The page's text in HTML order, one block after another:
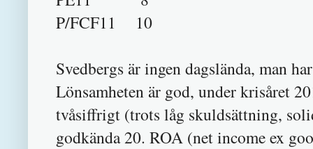
P/FCF11 10
Svedbergs är ingen dagslända, man
Lönsamheten är god, under krisåret
tvåsiffrigt (trots låg skuldsättning,
godkända 20. ROA (net income ex